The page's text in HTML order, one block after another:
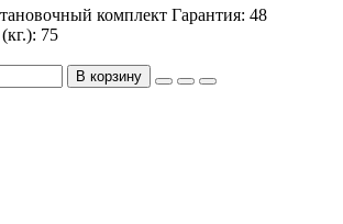
комплект Гарантия: 48
75
В корзину